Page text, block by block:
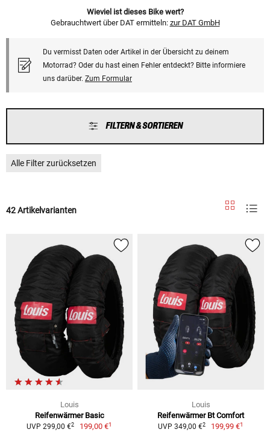
Wieviel ist dieses Bike wert?
Gebrauchtwert über DAT ermitteln: zur DAT GmbH
Du vermisst Daten oder Artikel in der Übersicht zu deinem
Motorrad? Oder du hast einen Fehler entdeckt? Bitte informiere
uns darüber. Zum Formular
FILTERN & SORTIEREN
Alle Filter zurücksetzen
42 Artikelvarianten
Louis
Reifenwärmer Basic
UVP 299,00 €2 199,00 €1
Louis
Reifenwärmer Bt Comfort
UVP 349,00 €2 199,99 €1